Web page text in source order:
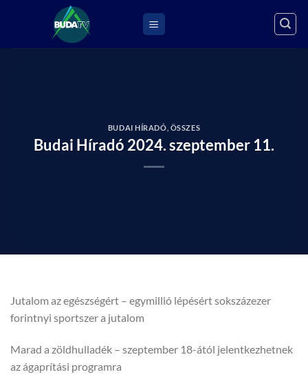
BUDAI HÍRADÓ ÖSSZES
Budai Híradó 2024. szeptember 11.
Jutalom az egészségért – egymillió lépésért sokszázezer
forintnyi sportszer a jutalom
Marad a zöldhulladék – szeptember 18-ától jelentkezhetnek
az ágaprítási programra